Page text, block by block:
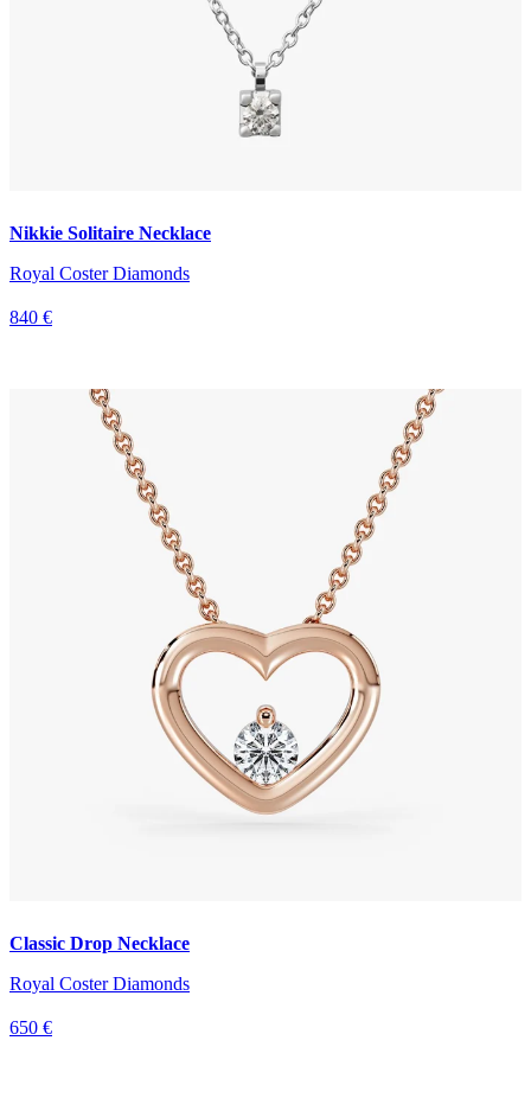
Nikkie Solitaire Necklace
Royal Coster Diamonds
840 €
Classic Drop Necklace
Royal Coster Diamonds
650 €